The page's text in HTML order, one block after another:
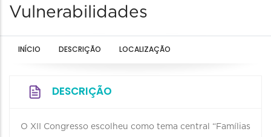
Vulnerabilidades
INÍCIO DESCRIÇÃO LOCALIZAÇÃO
DESCRIÇÃO
O XII Congresso escolheu como tema central “Famílias